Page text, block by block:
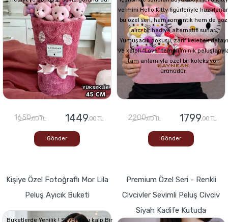
1650,00 TL 1449,00 TL
Gönder
ve mini Hello Kitty figürleriyle
bu özel seri, hem romantik hem de göz
alıcı bir hediye alternatifi sunar.
Yumuşacık dokusu, zarif kelebek detayı
ve kalpli “Love” temalı minik
tam anlamıyla özel bir koleksiyon
ürünüdür.
2200,00 TL 1799,00 TL
Gönder
Kişiye Özel Fotoğraflı Mor Lila
Peluş Ayıcık Buketi
Buketlerde Yenilik ! Sevgi dolu kalp,Bir
Premium Özel Seri - Renkli
Civcivler Sevimli Peluş Civciv
Siyah Kadife Kutuda